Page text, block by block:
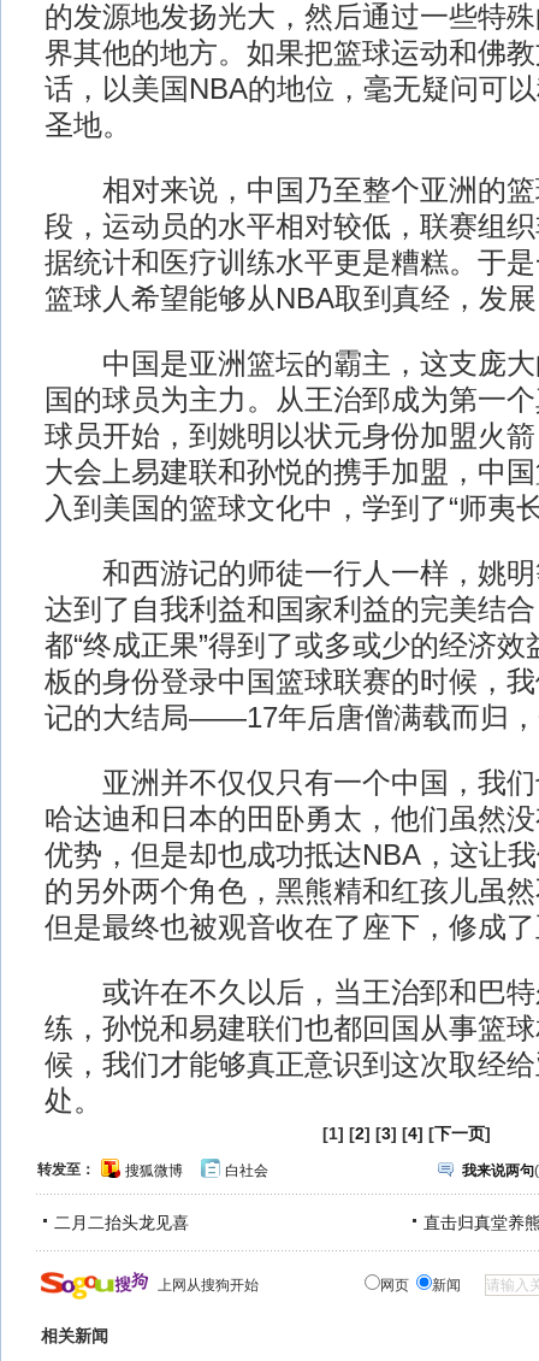
的发源地发扬光大，然后通过一些特
界其他的地方。如果把篮球运动和佛
话，以美国NBA的地位，毫无疑问可
圣地。
相对来说，中国乃至整个亚洲的篮
段，运动员的水平相对较低，联赛组
据统计和医疗训练水平更是糟糕。于
篮球人希望能够从NBA取到真经，发
中国是亚洲篮坛的霸主，这支庞大
国的球员为主力。从王治郅成为第一
球员开始，到姚明以状元身份加盟火
大会上易建联和孙悦的携手加盟，中
入到美国的篮球文化中，学到了“师夷
和西游记的师徒一行人一样，姚明
达到了自我利益和国家利益的完美结
都“终成正果”得到了或多或少的经济
板的身份登录中国篮球联赛的时候，
记的大结局——17年后唐僧满载而归
亚洲并不仅仅只有一个中国，我们
哈达迪和日本的田卧勇太，他们虽然
优势，但是却也成功抵达NBA，这让
的另外两个角色，黑熊精和红孩儿虽
但是最终也被观音收在了座下，修成
或许在不久以后，当王治郅和巴特
练，孙悦和易建联们也都回国从事篮
候，我们才能够真正意识到这次取经
处。
[1] [2] [3] [4] [下一页]
转发至： 搜狐微博 白社会 我来说两句(
二月二抬头龙见喜 直击归真堂养
上网从搜狗开始 网页 新闻
相关新闻